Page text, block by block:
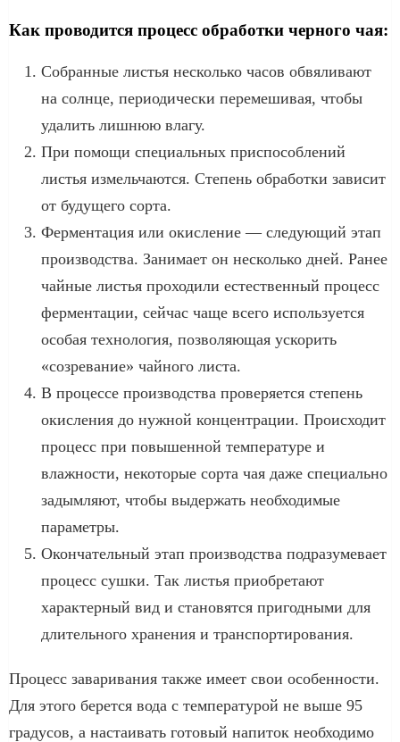
Как проводится процесс обработки черного чая:
Собранные листья несколько часов обвяливают
на солнце, периодически перемешивая, чтобы
удалить лишнюю влагу.
При помощи специальных приспособлений
листья измельчаются. Степень обработки зависит
от будущего сорта.
Ферментация или окисление — следующий этап
производства. Занимает он несколько дней. Ранее
чайные листья проходили естественный процесс
ферментации, сейчас чаще всего используется
особая технология, позволяющая ускорить
«созревание» чайного листа.
В процессе производства проверяется степень
окисления до нужной концентрации. Происходит
процесс при повышенной температуре и
влажности, некоторые сорта чая даже специально
задымляют, чтобы выдержать необходимые
параметры.
Окончательный этап производства подразумевает
процесс сушки. Так листья приобретают
характерный вид и становятся пригодными для
длительного хранения и транспортирования.
Процесс заваривания также имеет свои особенности.
Для этого берется вода с температурой не выше 95
градусов, а настаивать готовый напиток необходимо